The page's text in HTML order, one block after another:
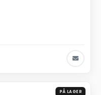
PÅ LAGER